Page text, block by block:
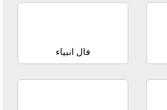
فال انبیاء